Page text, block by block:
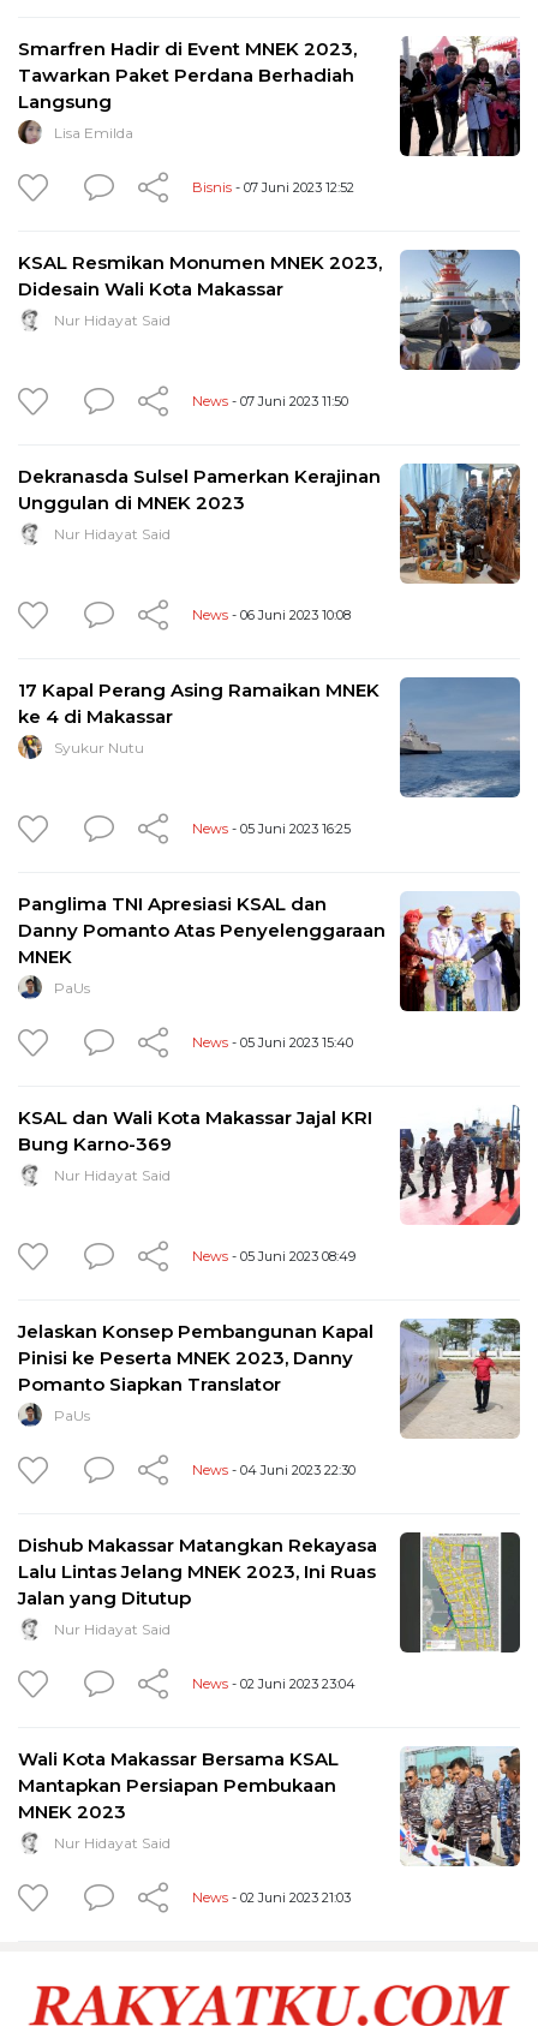
Smarfren Hadir di Event MNEK 2023,
Tawarkan Paket Perdana Berhadiah
Langsung
Lisa Emilda
Bisnis - 07 Juni 2023 12:52
KSAL Resmikan Monumen MNEK 2023,
Didesain Wali Kota Makassar
Nur Hidayat Said
News - 07 Juni 2023 11:50
Dekranasda Sulsel Pamerkan Kerajinan
Unggulan di MNEK 2023
Nur Hidayat Said
News - 06 Juni 2023 10:08
17 Kapal Perang Asing Ramaikan MNEK
ke 4 di Makassar
Syukur Nutu
News - 05 Juni 2023 16:25
Panglima TNI Apresiasi KSAL dan
Danny Pomanto Atas Penyelenggaraan
MNEK
PaUs
News - 05 Juni 2023 15:40
KSAL dan Wali Kota Makassar Jajal KRI
Bung Karno-369
Nur Hidayat Said
News - 05 Juni 2023 08:49
Jelaskan Konsep Pembangunan Kapal
Pinisi ke Peserta MNEK 2023, Danny
Pomanto Siapkan Translator
PaUs
News - 04 Juni 2023 22:30
Dishub Makassar Matangkan Rekayasa
Lalu Lintas Jelang MNEK 2023, Ini Ruas
Jalan yang Ditutup
Nur Hidayat Said
News - 02 Juni 2023 23:04
Wali Kota Makassar Bersama KSAL
Mantapkan Persiapan Pembukaan
MNEK 2023
Nur Hidayat Said
News - 02 Juni 2023 21:03